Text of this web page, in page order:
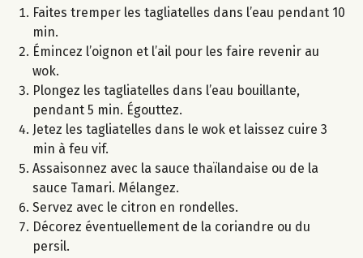
Faites tremper les tagliatelles dans l’eau pendant 10
min.
Émincez l’oignon et l’ail pour les faire revenir au
wok.
Plongez les tagliatelles dans l’eau bouillante,
pendant 5 min. Égouttez.
Jetez les tagliatelles dans le wok et laissez cuire 3
min à feu vif.
Assaisonnez avec la sauce thaïlandaise ou de la
sauce Tamari. Mélangez.
Servez avec le citron en rondelles.
Décorez éventuellement de la coriandre ou du
persil.